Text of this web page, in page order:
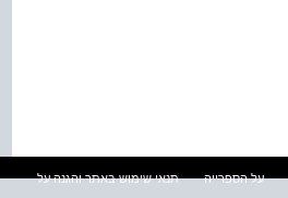
על הספרייה
תנאי שימוש באתר והגנה על